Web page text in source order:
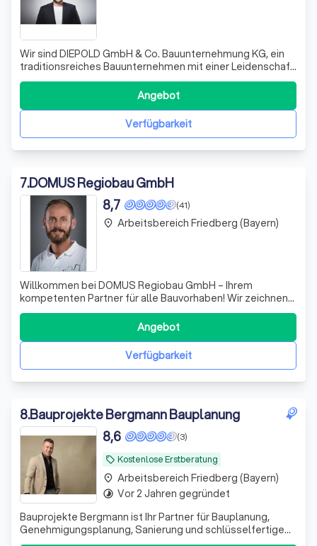
Wir sind DIEPOLD GmbH & Co. Bauunternehmung KG, ein
traditionsreiches Bauunternehmen mit einer Leidenschaft
für massive, mineralische Bauweisen. Seit unserer
Gründung im Jahr 1955 haben wir uns durch
handwerkliches Können und innovative Ansätze einen
hervorragenden Ruf erarbeitet. Unser Ziel ist es,
Verfügbarkeit
Angebot
7.DOMUS Regiobau GmbH
(41)
8,7
Willkommen bei DOMUS Regiobau GmbH – Ihrem
kompetenten Partner für alle Bauvorhaben! Wir zeichnen
uns durch ein engagiertes Team aus Ingenieuren,
Architekten und Handwerkern aus, das mit Leidenschaft
und Expertise an jedem Projekt arbeitet. Unsere
umfassende Beratung stellt sicher, dass wir gemeinsa
Verfügbarkeit
Angebot
place Arbeitsbereich Friedberg (Bayern)
8.Bauprojekte Bergmann Bauplanung
local_offer Kostenlose Erstberatung
(3)
8,6
Bauprojekte Bergmann ist Ihr Partner für Bauplanung,
Genehmigungsplanung, Sanierung und schlüsselfertige
Bauprojekte in Bayern. Unser Schwerpunkt liegt auf
place Arbeitsbereich Friedberg (Bayern)
timelapse Vor 2 Jahren gegründet